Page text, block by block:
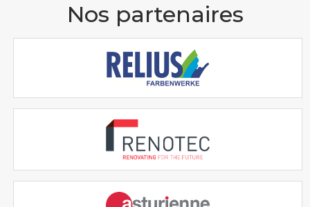
Nos partenaires